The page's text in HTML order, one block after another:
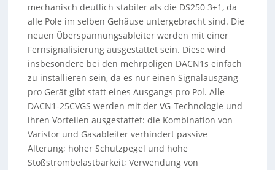
mechanisch deutlich stabiler als die DS250 3+1, da
alle Pole im selben Gehäuse untergebracht sind. Die
neuen Überspannungsableiter werden mit einer
Fernsignalisierung ausgestattet sein. Diese wird
insbesondere bei den mehrpoligen DACN1s einfach
zu installieren sein, da es nur einen Signalausgang
pro Gerät gibt statt eines Ausgangs pro Pol. Alle
DACN1-25CVGS werden mit der VG-Technologie und
ihren Vorteilen ausgestattet: die Kombination von
Varistor und Gasableiter verhindert passive
Alterung; hoher Schutzpegel und hohe
Stoßstrombelastbarkeit; Verwendung von